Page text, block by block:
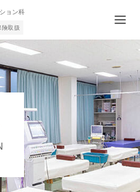
ョン科
取扱